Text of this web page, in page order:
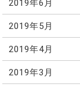
2019年6月
2019年5月
2019年4月
2019年3月